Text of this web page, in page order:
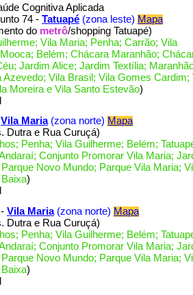
Cognitiva Aplicada
74 - Tatuapé (zona leste) Mapa
do metrô/shopping Tatuapé)
Vila Maria; Penha; Carrão; Vila
Belém; Chácara Maranhão;
Jardim Alice; Jardim Textília;
Azevedo; Vila Brasil; Vila Gomes Cardim;
Moreira e Vila Santo Estevão)
Vila Maria (zona norte) Mapa
Dutra e Rua Curuçá)
Penha; Vila Guilherme; Belém;
Conjunto Promorar Vila Maria;
Novo Mundo; Parque Vila Maria;
)
Vila Maria (zona norte) Mapa
Dutra e Rua Curuçá)
Penha; Vila Guilherme; Belém;
Conjunto Promorar Vila Maria;
Novo Mundo; Parque Vila Maria;
)